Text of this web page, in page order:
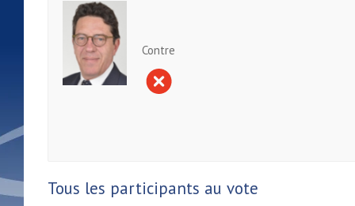
Contre
Tous les participants au vote